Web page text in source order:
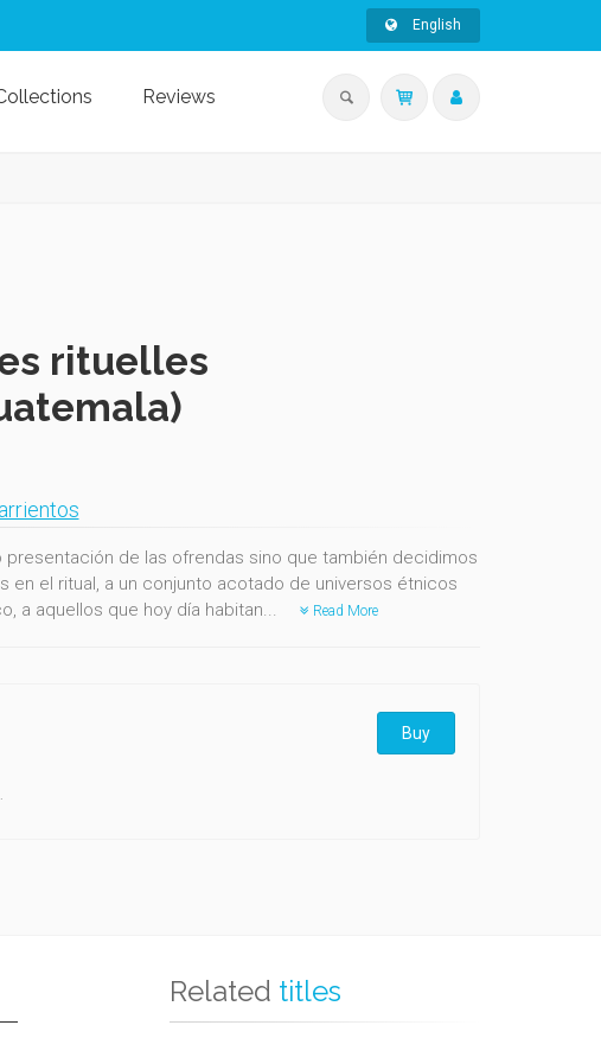
English
Reviews
rituelles
de las ofrendas sino que también decidimos
el ritual, a un conjunto acotado de universos étnicos
a aquellos que hoy día habitan...
Read More
Buy
Related titles